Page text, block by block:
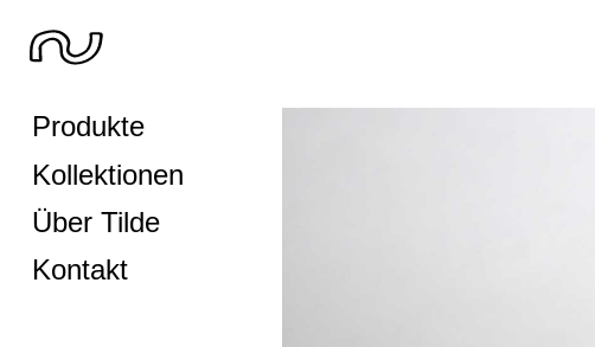
Produkte
Kollektionen
Über Tilde
Kontakt